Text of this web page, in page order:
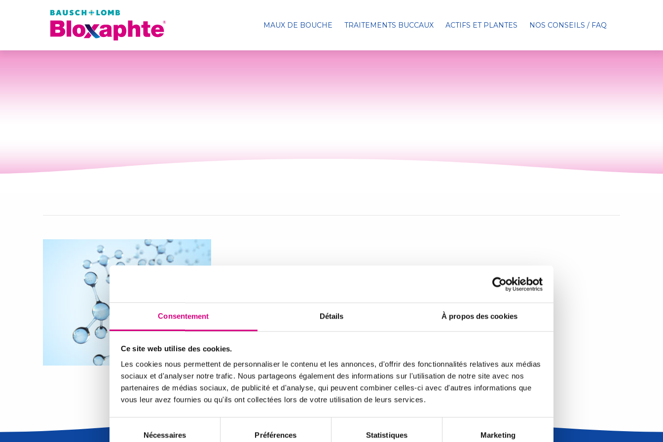
Consentement Détails À propos des cookies
Ce site web utilise des cookies.
Les cookies nous permettent de personnaliser le contenu et les annonces, d'offrir des fonctionnalités relatives aux médias
sociaux et d'analyser notre trafic. Nous partageons également des informations sur l'utilisation de notre site avec nos
partenaires de médias sociaux, de publicité et d'analyse, qui peuvent combiner celles-ci avec d'autres informations que
vous leur avez fournies ou qu'ils ont collectées lors de votre utilisation de leurs services.
Nécessaires Préférences Statistiques Marketing
MAUX DE BOUCHE TRAITEMENTS BUCCAUX ACTIFS ET PLANTES NOS CONSEILS / FAQ